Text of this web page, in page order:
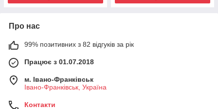
Про нас
99% позитивних з 82 відгуків за рік
Працює з 01.07.2018
м. Івано-Франківськ
Івано-Франківськ, Україна
Контакти